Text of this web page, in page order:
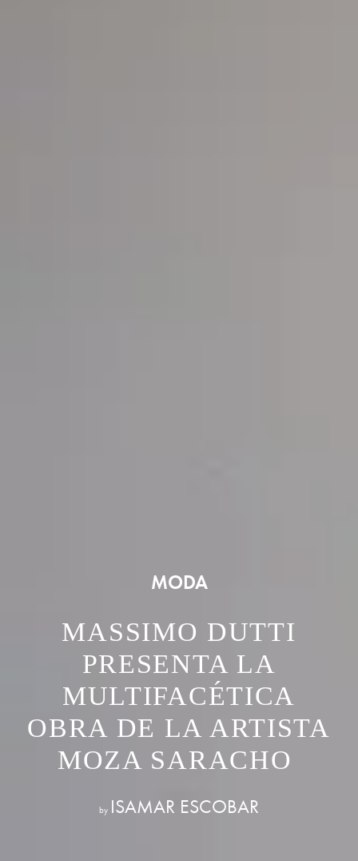
MODA
MASSIMO DUTTI
PRESENTA LA
MULTIFACÉTICA
OBRA DE LA ARTISTA
MOZA SARACHO
by ISAMAR ESCOBAR